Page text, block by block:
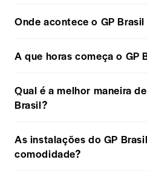
Onde acontece o GP
A que horas começa o GP
Qual é a melhor maneira
Brasil?
As instalações do GP
comodidade?